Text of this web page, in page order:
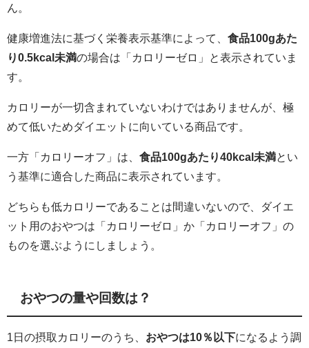
ん。
健康増進法に基づく栄養表示基準によって、 食品100gあた
り0.5kcal未満の場合は「カロリーゼロ」と表示されていま
す。
カロリーが一切含まれていないわけではありませんが、極
めて低いためダイエットに向いている商品です。
一方「カロリーオフ」は、 食品100gあたり40kcal未満とい
う基準に適合した商品に表示されています。
どちらも低カロリーであることは間違いないので、ダイエ
ット用のおやつは「カロリーゼロ」か「カロリーオフ」の
ものを選ぶようにしましょう。
おやつの量や回数は？
1日の摂取カロリーのうち、 おやつは10％以下になるよう調